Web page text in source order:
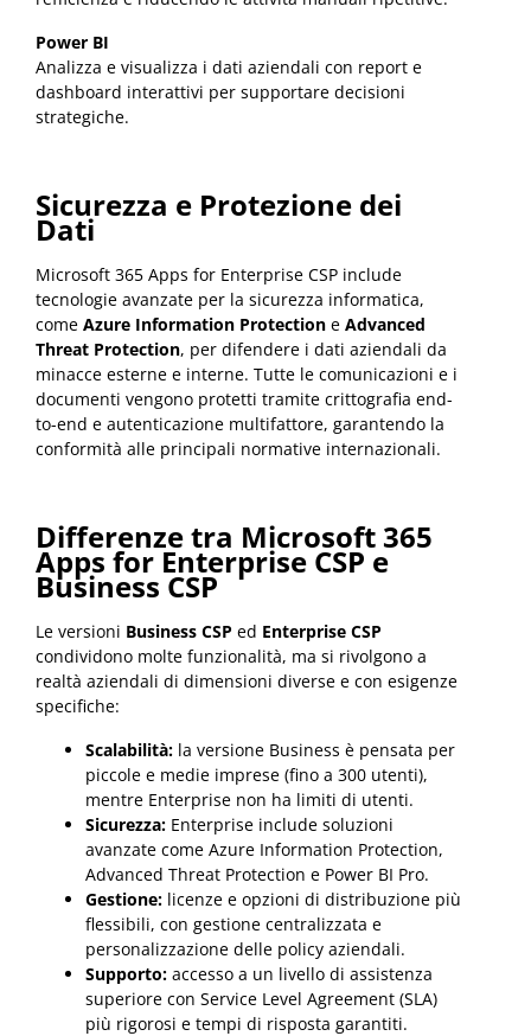
Power BI
Analizza e visualizza i dati aziendali con report e
dashboard interattivi per supportare decisioni
strategiche.
Sicurezza e Protezione dei
Dati
Microsoft 365 Apps for Enterprise CSP include
tecnologie avanzate per la sicurezza informatica,
come Azure Information Protection e Advanced
Threat Protection, per difendere i dati aziendali da
minacce esterne e interne. Tutte le comunicazioni e i
documenti vengono protetti tramite crittografia end-
to-end e autenticazione multifattore, garantendo la
conformità alle principali normative internazionali.
Differenze tra Microsoft 365
Apps for Enterprise CSP e
Business CSP
Le versioni Business CSP ed Enterprise CSP
condividono molte funzionalità, ma si rivolgono a
realtà aziendali di dimensioni diverse e con esigenze
specifiche:
Scalabilità: la versione Business è pensata per
piccole e medie imprese (fino a 300 utenti),
mentre Enterprise non ha limiti di utenti.
Sicurezza: Enterprise include soluzioni
avanzate come Azure Information Protection,
Advanced Threat Protection e Power BI Pro.
Gestione: licenze e opzioni di distribuzione più
flessibili, con gestione centralizzata e
personalizzazione delle policy aziendali.
Supporto: accesso a un livello di assistenza
superiore con Service Level Agreement (SLA)
più rigorosi e tempi di risposta garantiti.